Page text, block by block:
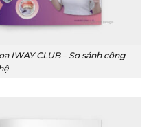
IWAY CLUB – So sánh công